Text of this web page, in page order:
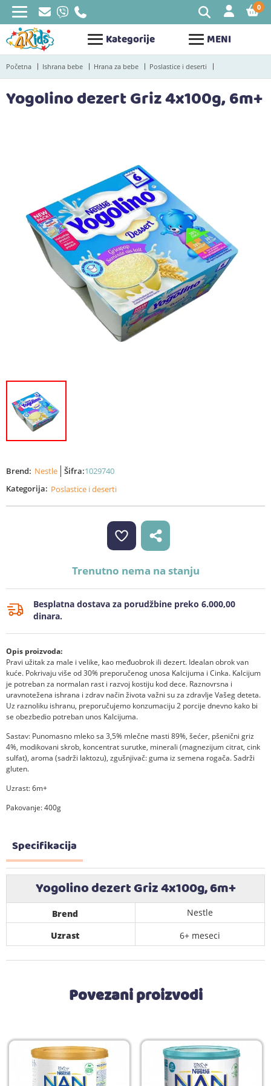
Kategorije MENI
0
Početna Ishrana bebe Hrana za bebe Poslastice i deserti
Yogolino dezert Griz 4x100g, 6m+
Brend: Nestle Šifra:1029740
Kategorija: Poslastice i deserti
Trenutno nema na stanju
Besplatna dostava za porudžbine preko 6.000,00
dinara.
Opis proizvoda:
Pravi užitak za male i velike, kao međuobrok ili dezert. Idealan obrok van
kuće. Pokrivaju više od 30% preporučenog unosa Kalcijuma i Cinka. Kalcijum
je potreban za normalan rast i razvoj kostiju kod dece. Raznovrsna i
uravnotežena ishrana i zdrav način života važni su za zdravlje Vašeg deteta.
Uz raznoliku ishranu, preporučujemo konzumaciju 2 porcije dnevno kako bi
se obezbedio potreban unos Kalcijuma.
Sastav: Punomasno mleko sa 3,5% mlečne masti 89%, šećer, pšenični griz
4%, modikovani skrob, koncentrat surutke, minerali (magnezijum citrat, cink
sulfat), aroma (sadrži laktozu), zgušnjivač: guma iz semena rogača. Sadrži
gluten.
Uzrast: 6m+
Pakovanje: 400g
Specifikacija
Yogolino dezert Griz 4x100g, 6m+
Brend
Nestle
Uzrast
6+ meseci
Povezani proizvodi